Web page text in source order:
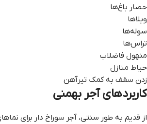
حصار باغ‌ها
ویلاها
سوله‌ها
تراس‌ها
منهول فاضلاب
حیاط منازل
زدن سقف به کمک تیرآهن
کاربردهای آجر بهمنی
از قدیم به طور سنتی، آجر سوراخ دار برای